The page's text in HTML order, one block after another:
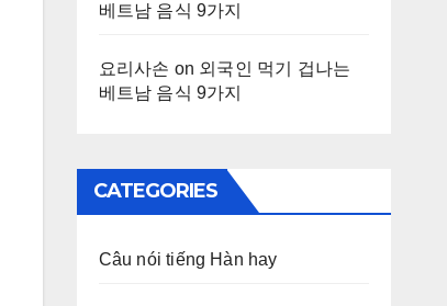
베트남 음식 9가지
요리사손 on 외국인 먹기 겁나는
베트남 음식 9가지
CATEGORIES
Câu nói tiếng Hàn hay